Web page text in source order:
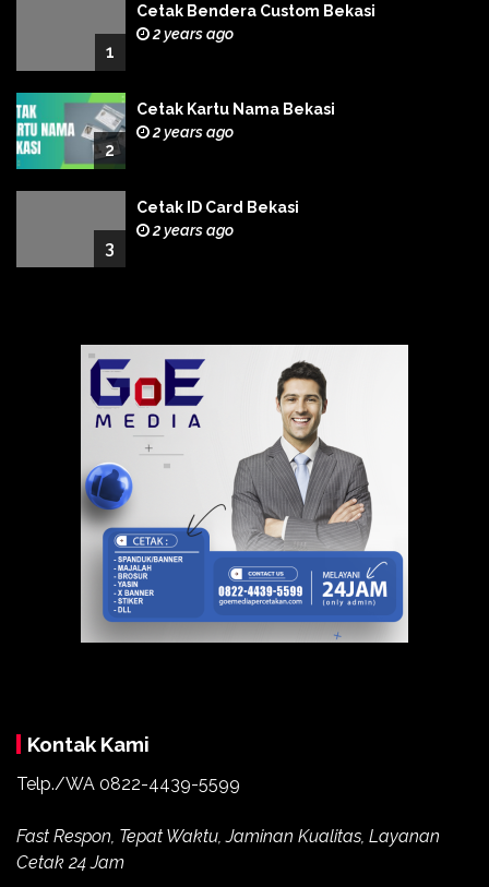
1
Cetak Bendera Custom Bekasi
2 years ago
2
Cetak Kartu Nama Bekasi
2 years ago
3
Cetak ID Card Bekasi
2 years ago
Kontak Kami
Telp./WA 0822-4439-5599
Fast Respon, Tepat Waktu, Jaminan Kualitas, Layanan
Cetak 24 Jam